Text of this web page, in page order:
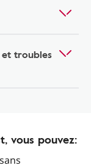
troubles
vous pouvez: